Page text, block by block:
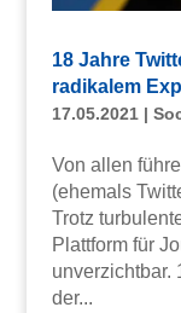
18 Jahre
radikalem
17.05.2021|
Von allen
(ehemals
Trotz
Plattform für
unverzichtbar.
der...